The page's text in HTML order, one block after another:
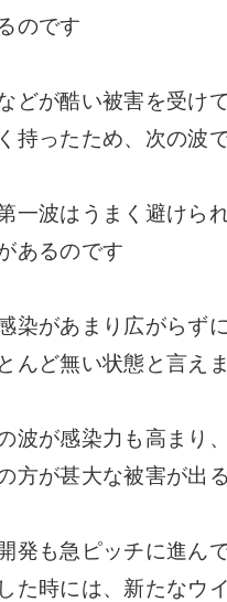
のです
どが酷い被害を受け
持ったため、次の波
一波はうまく避けら
あるのです
染があまり広がらず
んど無い状態と言え
波が感染力も高まり
方が甚大な被害が出
発も急ピッチに進ん
た時には、新たなウ